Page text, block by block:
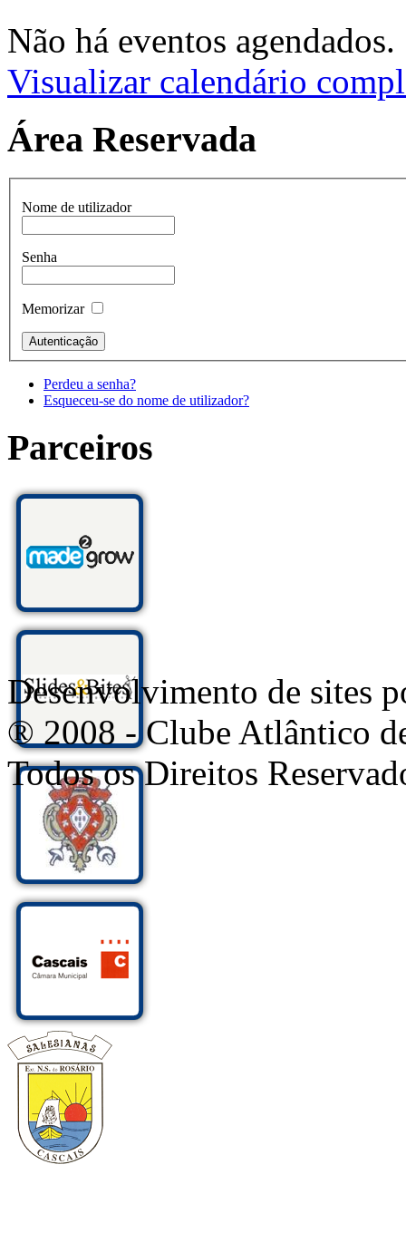
Não há eventos agendados.
Visualizar calendário
Área Reservada
Nome de utilizador
Senha
Memorizar
Perdeu a senha?
Esqueceu-se do nome de utilizador?
Parceiros
Desenvolvimento de sites
® 2008 - Clube Atlântico
Todos os Direitos